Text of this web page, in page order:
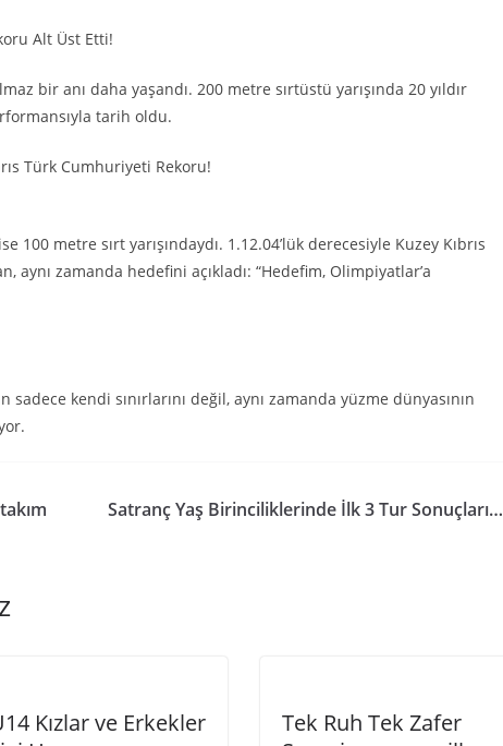
Alt Üst Etti!
bir anı daha yaşandı. 200 metre sırtüstü yarışında 20 yıldır
tarih oldu.
Türk Cumhuriyeti Rekoru!
100 metre sırt yarışındaydı. 1.12.04’lük derecesiyle Kuzey Kıbrıs
aynı zamanda hedefini açıkladı: “Hedefim, Olimpiyatlar’a
sadece kendi sınırlarını değil, aynı zamanda yüzme dünyasının
Satranç Yaş Birinciliklerinde İlk 3 Tur Sonuçları…
Kızlar ve Erkekler
Tek Ruh Tek Zafer